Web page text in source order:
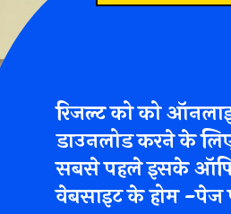
रिजल्ट कोको
डाउनलोड करने के
सबसे पहले इसके
वेबसाइटके होम -पेज